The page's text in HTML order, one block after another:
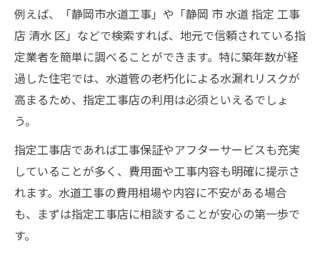
例えば、「静岡市水道工事」や「静岡 市 水道 指定 工事
店 清水 区」などで検索すれば、地元で信頼されている指
定業者を簡単に調べることができます。特に築年数が経
過した住宅では、水道管の老朽化による水漏れリスクが
高まるため、指定工事店の利用は必須といえるでしょ
う。
指定工事店であれば工事保証やアフターサービスも充実
していることが多く、費用面や工事内容も明確に提示さ
れます。水道工事の費用相場や内容に不安がある場合
も、まずは指定工事店に相談することが安心の第一歩で
す。